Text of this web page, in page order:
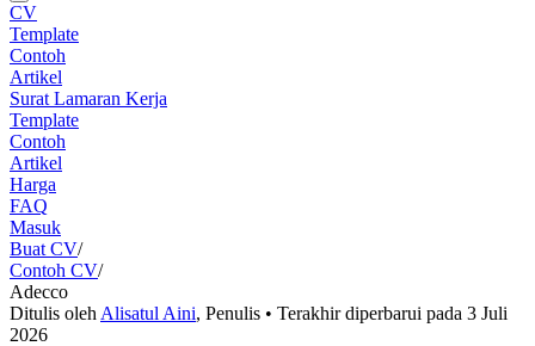
CV
Template
Contoh
Artikel
Surat Lamaran Kerja
Template
Contoh
Artikel
Harga
FAQ
Masuk
Buat CV/
Contoh CV/
Adecco
Ditulis oleh Alisatul Aini, Penulis • Terakhir diperbarui pada 3 Juli
2026